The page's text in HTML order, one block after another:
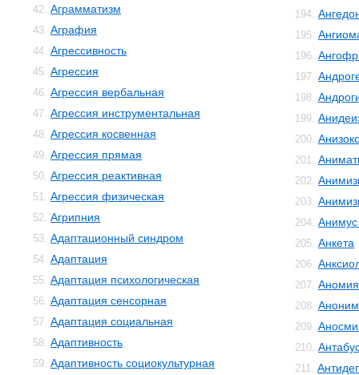
42. Аграмматизм
43. Аграфия
44. Агрессивность
45. Агрессия
46. Агрессия вербальная
47. Агрессия инструментальная
48. Агрессия косвенная
49. Агрессия прямая
50. Агрессия реактивная
51. Агрессия физическая
52. Агрипния
53. Адаптационный синдром
54. Адаптация
55. Адаптация психологическая
56. Адаптация сенсорная
57. Адаптация социальная
58. Адаптивность
59. Адаптивность социокультурная
194.
195.
196.
197.
198.
199.
200.
201.
202.
203.
204.
205. Анкета
206.
207. Аномия
208.
209.
210.
211.